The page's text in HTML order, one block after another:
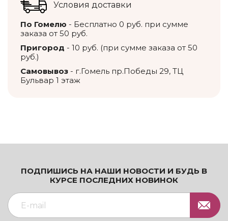
Условия доставки
По Гомелю - Бесплатно 0 руб. при сумме
заказа от 50 руб.
Пригород - 10 руб. (при сумме заказа от 50
руб.)
Самовывоз - г.Гомель пр.Победы 29, ТЦ
Бульвар 1 этаж
ПОДПИШИСЬ НА НАШИ НОВОСТИ И БУДЬ В
КУРСЕ ПОСЛЕДНИХ НОВИНОК